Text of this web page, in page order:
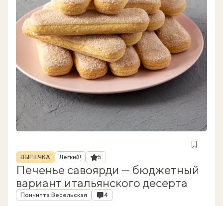
Рубрика
ВЫПЕЧКА Легкий! Рейтинг
5
Печенье савоярди — бюджетный
вариант итальянского десерта
Автор
Пончитта Весельская Комментарии
4